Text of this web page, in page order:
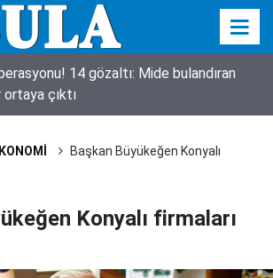
14 gözaltı: Mide bulandıran
çıktı
Başkan Büyükeğen Konyalı
Konyalı firmaları